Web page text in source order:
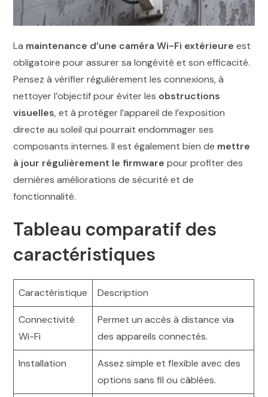
La maintenance d’une caméra Wi-Fi extérieure est
obligatoire pour assurer sa longévité et son efficacité.
Pensez à vérifier régulièrement les connexions, à
nettoyer l’objectif pour éviter les obstructions
visuelles, et à protéger l’appareil de l’exposition
directe au soleil qui pourrait endommager ses
composants internes. Il est également bien de mettre
à jour régulièrement le firmware pour profiter des
dernières améliorations de sécurité et de
fonctionnalité.
Tableau comparatif des
caractéristiques
Caractéristique Description
Connectivité
Wi-Fi
Permet un accès à distance via
des appareils connectés.
Installation
Assez simple et flexible avec des
options sans fil ou câblées.